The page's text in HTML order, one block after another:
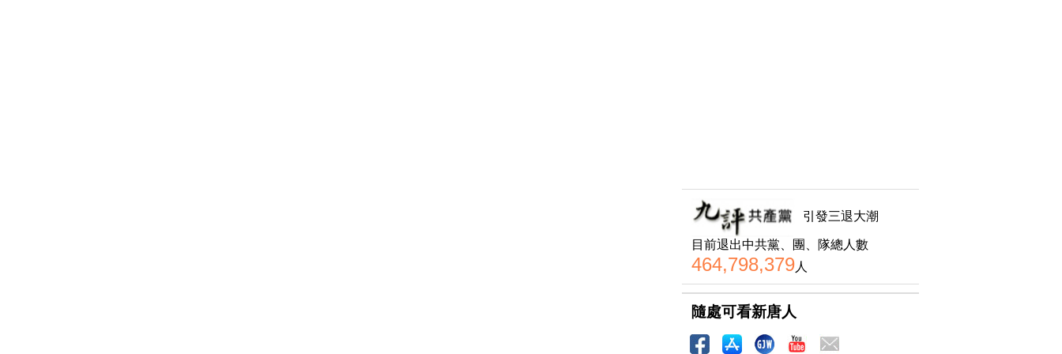
引發三退大潮
目前退出中共黨、團、隊總人數
464,798,379人
隨處可看新唐人